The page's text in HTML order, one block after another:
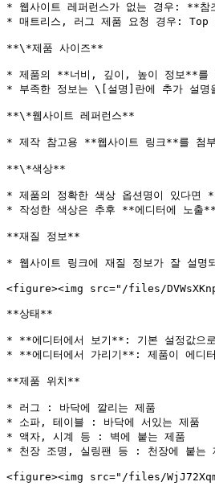
* 웹사이트 레퍼런스가 없는 경우: **참
* 매트리스, 러그 제품 요청 경우: Top
**\*제품 사이즈**
* 제품의 **너비, 깊이, 높이 정보**를
* 부족한 정보는 \[설명]란에 추가 설명
**\*웹사이트 레퍼런스**
* 제작 참고용 **웹사이트 링크**를 첨
**\*색상**
* 제품의 정확한 색상 옵션명이 있다면
* 작성한 색상은 추후 **에디터에 노출
**재질 정보**
* 웹사이트 링크에 재질 정보가 잘 설명
<figure><img src="/files/
**상태**
* **에디터에서 보기**: 기본 설정값으
* **에디터에서 가리기**: 제품이 에디
**제품 위치**
* 러그 : 바닥에 깔리는 제품
* 소파, 테이블 : 바닥에 서있는 제품
* 액자, 시계 등 : 벽에 붙는 제품
* 천장 조명, 실링팬 등 : 천장에 붙는
<figure><img src="/files/